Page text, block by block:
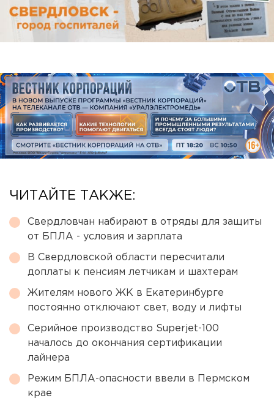
ЧИТАЙТЕ ТАКЖЕ:
Свердловчан набирают в отряды для защиты
от БПЛА - условия и зарплата
В Свердловской области пересчитали
доплаты к пенсиям летчикам и шахтерам
Жителям нового ЖК в Екатеринбурге
постоянно отключают свет, воду и лифты
Серийное производство Superjet-100
началось до окончания сертификации
лайнера
Режим БПЛА-опасности ввели в Пермском
крае